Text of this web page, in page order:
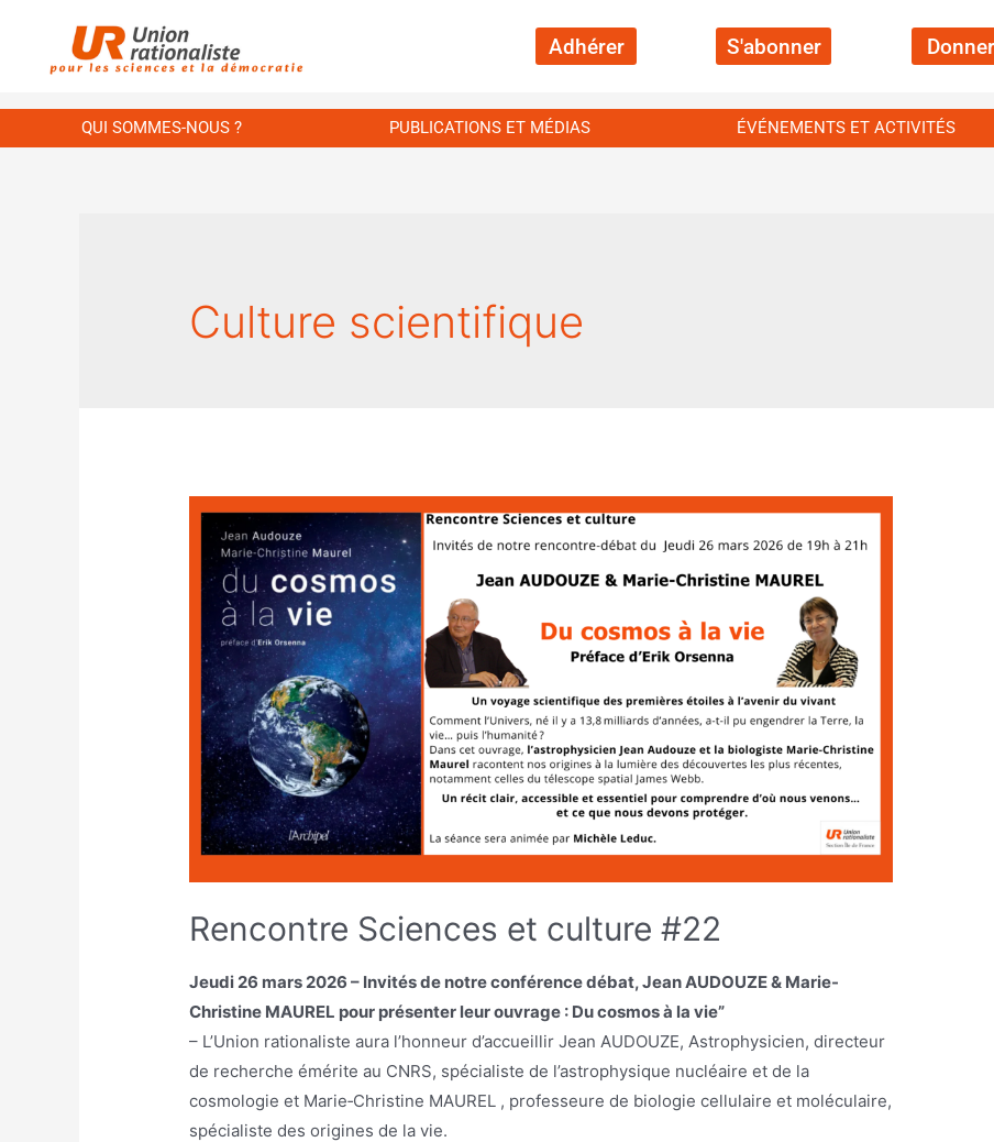
Adhérer S'abonner Donner
QUI SOMMES-NOUS ? PUBLICATIONS ET MÉDIAS ÉVÉNEMENTS ET ACTIVITÉS
Culture scientifique
Rencontre Sciences et culture #22
Jeudi 26 mars 2026 – Invités de notre conférence débat, Jean AUDOUZE & Marie-
Christine MAUREL pour présenter leur ouvrage : Du cosmos à la vie”
– L’Union rationaliste aura l’honneur d’accueillir Jean AUDOUZE, Astrophysicien, directeur
de recherche émérite au CNRS, spécialiste de l’astrophysique nucléaire et de la
cosmologie et Marie‑Christine MAUREL , professeure de biologie cellulaire et moléculaire,
spécialiste des origines de la vie.